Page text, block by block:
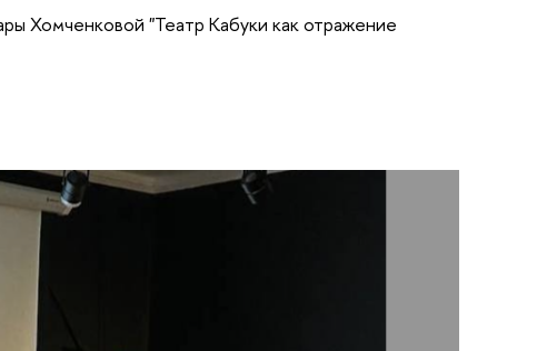
Хомченковой "Театр Кабуки как отражение